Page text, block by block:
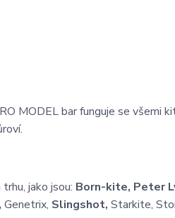
MODEL bar funguje se všemi
jako jsou: Born-kite, Peter
Genetrix, Slingshot, Starkite,